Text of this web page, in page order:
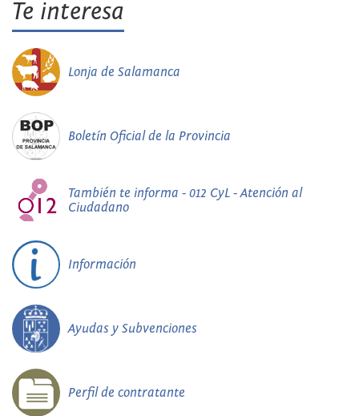
Te interesa
Lonja de Salamanca
Boletín Oficial de la Provincia
También te informa - 012 CyL - Atención al
Ciudadano
Información
Ayudas y Subvenciones
Perfil de contratante